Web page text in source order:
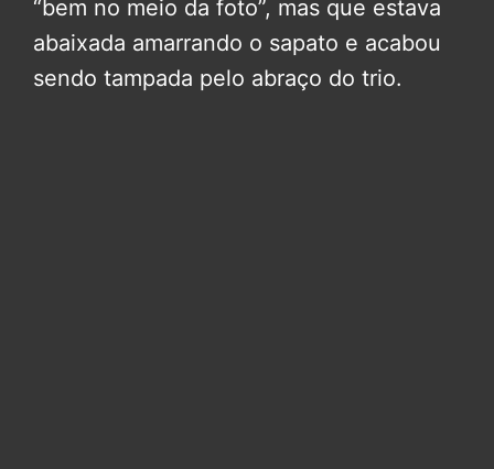
“bem no meio da foto”, mas que estava
abaixada amarrando o sapato e acabou
sendo tampada pelo abraço do trio.